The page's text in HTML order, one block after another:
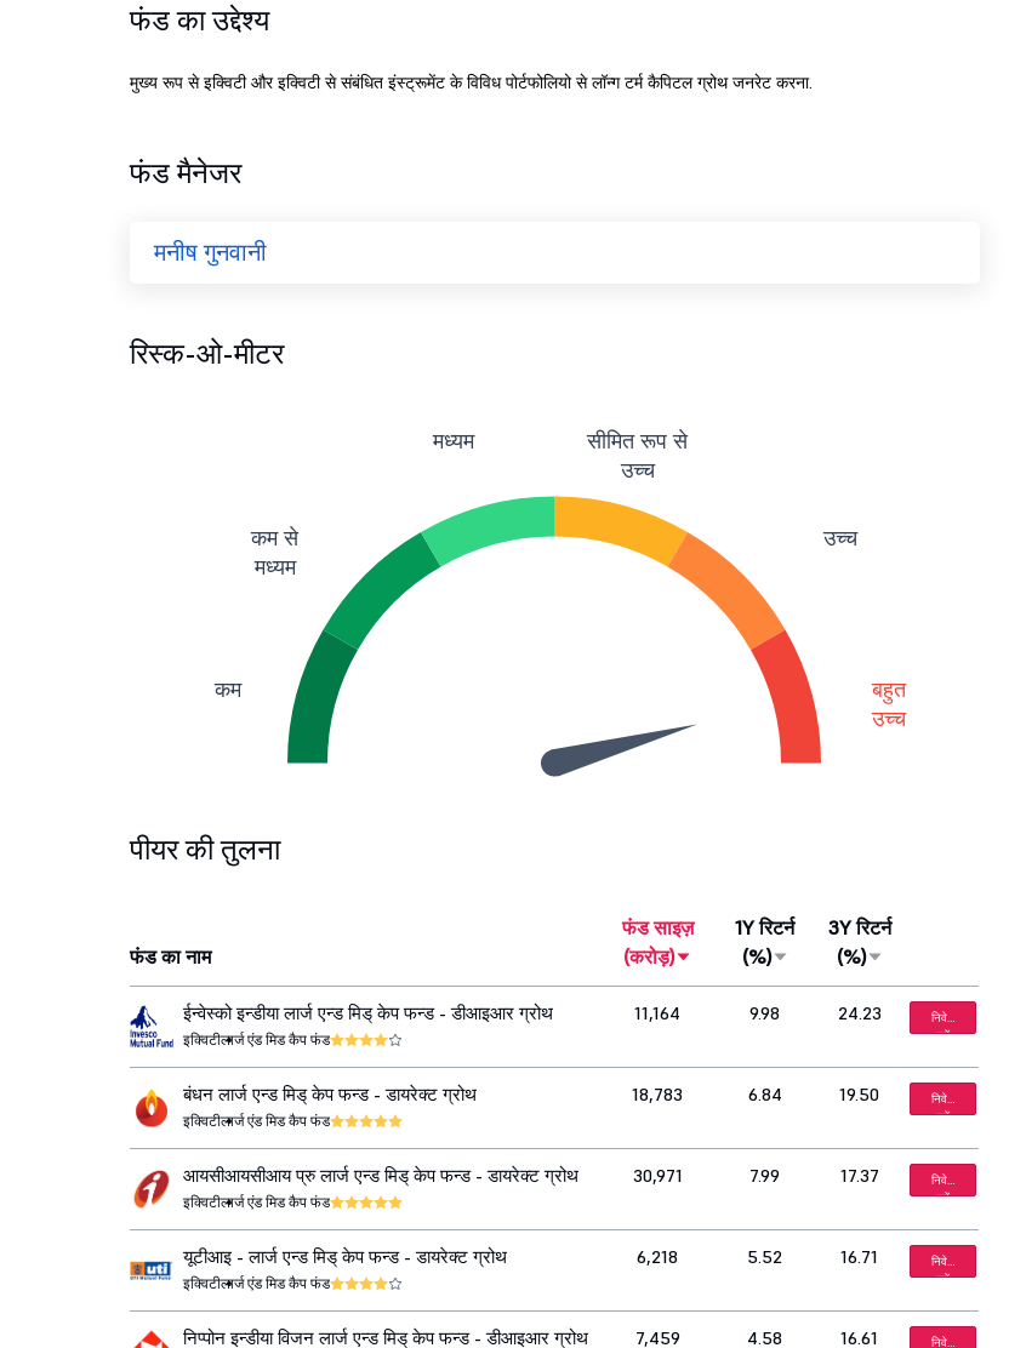
फंड का उद्देश्य
मुख्य रूप से इक्विटी और इक्विटी से संबंधित इंस्ट्रूमेंट के विविध पोर्टफोलियो से लॉन्ग टर्म कैपिटल ग्रोथ जनरेट करना.
फंड मैनेजर
मनीष गुनवानी
रिस्क-ओ-मीटर
कम
कम से
मध्यम
मध्यम
सीमित रूप से
उच्च
उच्च
बहुत
उच्च
पीयर की तुलना
फंड का नाम
फंड साइज़
(करोड़)
1Y रिटर्न
(%)
3Y रिटर्न
(%)
ईन्वेस्को इन्डीया लार्ज एन्ड मिड् केप फन्ड - डीआइआर ग्रोथ
इक्विटीलार्ज एंड मिड कैप फंड
11,164 9.98 24.23
निवेश
करें
बंधन लार्ज एन्ड मिड् केप फन्ड - डायरेक्ट ग्रोथ
इक्विटीलार्ज एंड मिड कैप फंड
18,783 6.84 19.50
निवेश
करें
आयसीआयसीआय प्रु लार्ज एन्ड मिड् केप फन्ड - डायरेक्ट ग्रोथ
इक्विटीलार्ज एंड मिड कैप फंड
30,971 7.99 17.37
निवेश
करें
यूटीआइ - लार्ज एन्ड मिड् केप फन्ड - डायरेक्ट ग्रोथ
इक्विटीलार्ज एंड मिड कैप फंड
6,218 5.52 16.71
निवेश
करें
निप्पोन इन्डीया विजन लार्ज एन्ड मिड् केप फन्ड - डीआइआर ग्रोथ 7,459 4.58 16.61 निवेश